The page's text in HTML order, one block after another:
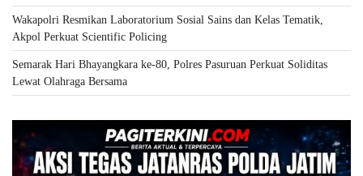
Wakapolri Resmikan Laboratorium Sosial Sains dan Kelas Tematik,
Akpol Perkuat Scientific Policing
Semarak Hari Bhayangkara ke-80, Polres Pasuruan Perkuat Soliditas
Lewat Olahraga Bersama